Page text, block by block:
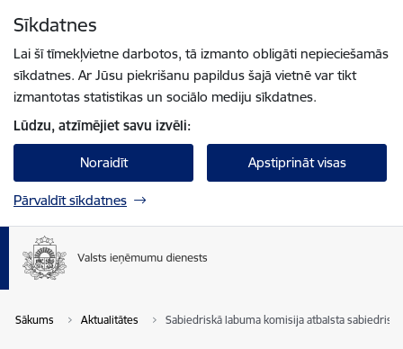
Sīkdatnes
Lai šī tīmekļvietne darbotos, tā izmanto obligāti nepieciešamās
sīkdatnes. Ar Jūsu piekrišanu papildus šajā vietnē var tikt
izmantotas statistikas un sociālo mediju sīkdatnes.
Lūdzu, atzīmējiet savu izvēli:
Noraidīt Apstiprināt visas
Pārvaldīt sīkdatnes
Sākums Aktualitātes Sabiedriskā labuma komisija atbalsta